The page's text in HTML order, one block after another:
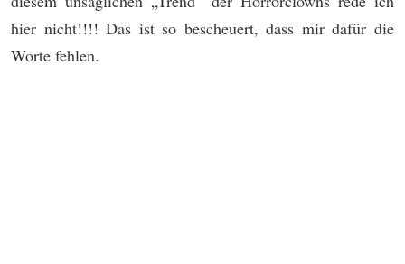
hier nicht!!!! Das ist so bescheuert, dass mir dafür die
Worte fehlen.